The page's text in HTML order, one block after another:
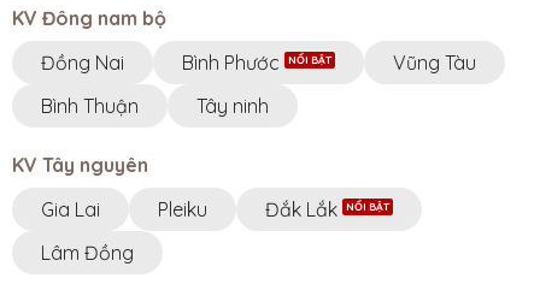
KV Đông nam bộ
Đồng Nai
Bình Phước
Vũng Tàu
Bình Thuận
Tây ninh
KV Tây nguyên
Gia Lai
Pleiku
Đắk Lắk
Lâm Đồng